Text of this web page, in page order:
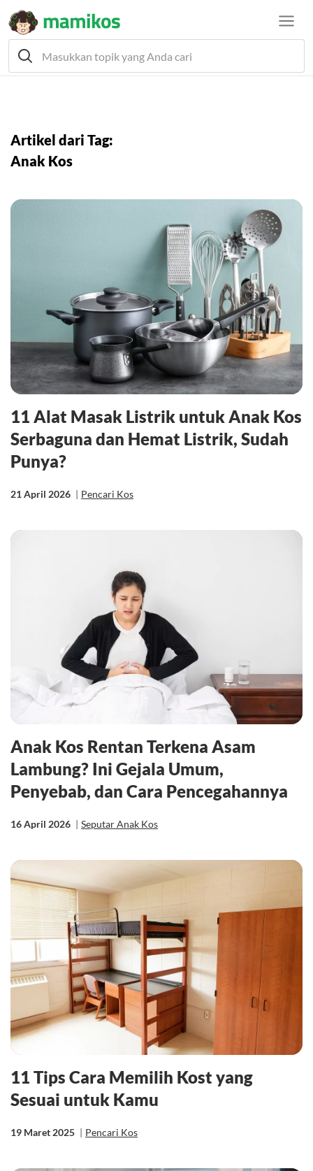
Artikel dari Tag:
Anak Kos
11 Alat Masak Listrik untuk Anak Kos
Serbaguna dan Hemat Listrik, Sudah
Punya?
21 April 2026 | Pencari Kos
Anak Kos Rentan Terkena Asam
Lambung? Ini Gejala Umum,
Penyebab, dan Cara Pencegahannya
16 April 2026 | Seputar Anak Kos
11 Tips Cara Memilih Kost yang
Sesuai untuk Kamu
19 Maret 2025 | Pencari Kos